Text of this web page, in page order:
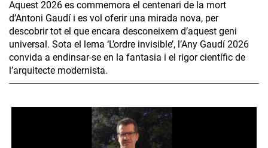
Aquest 2026 es commemora el centenari de la mort
d’Antoni Gaudí i es vol oferir una mirada nova, per
descobrir tot el que encara desconeixem d’aquest geni
universal. Sota el lema ‘L’ordre invisible’, l’Any Gaudí 2026
convida a endinsar-se en la fantasia i el rigor científic de
l’arquitecte modernista.